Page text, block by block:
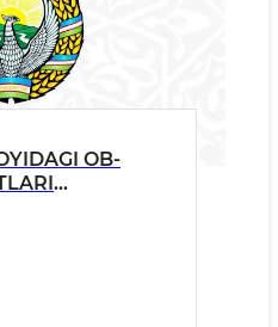
OB-